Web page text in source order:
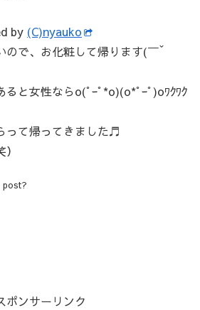
by (C)nyauko
ので、お化粧して帰ります(￣ˇ
ると女性ならo(ﾟｰﾟ*o)(o*ﾟｰﾟ)oﾜｸﾜｸ
って帰ってきました♬
post?
ポンサーリンク